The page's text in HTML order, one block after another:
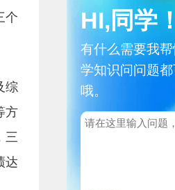
个
综
方
三
达
HI,同学！
有什么需要我帮
学知识问问题
哦。